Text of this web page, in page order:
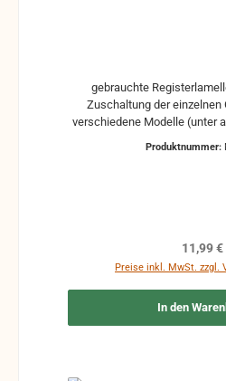
gebrauchte
Zuschaltung der einzelnen Chöre
verschiedene Modelle (unter
Produktnummer:
11,99 €
Preise inkl. MwSt. zzgl.
In den